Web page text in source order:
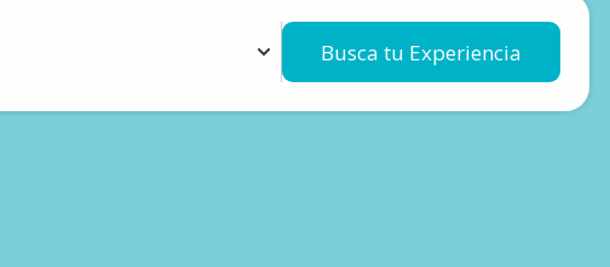
Busca tu Experiencia